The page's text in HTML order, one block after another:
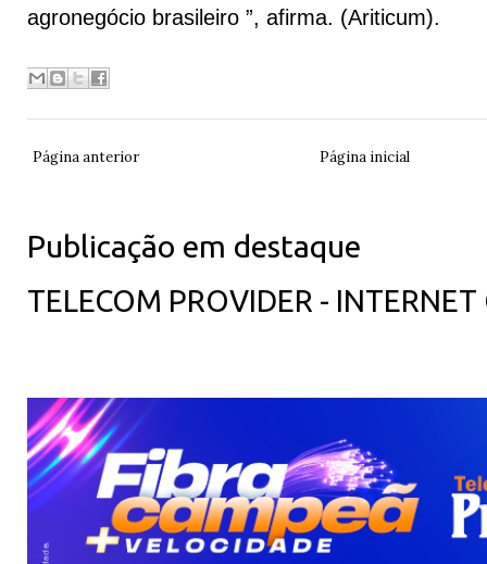
agronegócio brasileiro ”, afirma. (Ariticum).
Página anterior Página inicial
Publicação em destaque
TELECOM PROVIDER -